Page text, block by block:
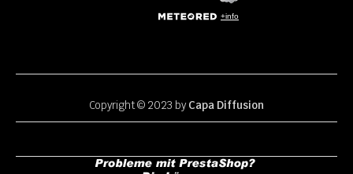
Copyright © 2023 byCapa Diffusion